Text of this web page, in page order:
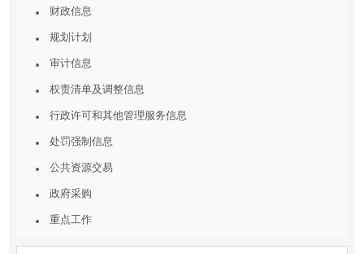
财政信息
规划计划
审计信息
权责清单及调整信息
行政许可和其他管理服务信息
处罚强制信息
公共资源交易
政府采购
重点工作
统计数据及解读